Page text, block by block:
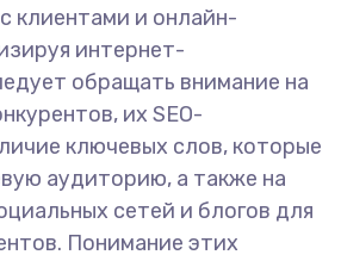
клиентами и онлайн-
интернет-
обращать внимание на
их SEO-
ключевых слов, которые
аудиторию, а также на
сетей и блогов для
Понимание этих